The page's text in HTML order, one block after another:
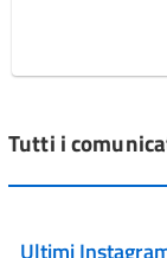
Tutti i
Ultimi